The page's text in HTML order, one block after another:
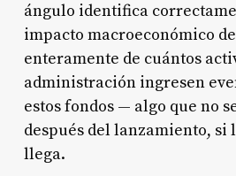
ángulo identifica
impacto macroeconómico
enteramente de cuántos
administración ingresen
estos fondos — algo que no
después del lanzamiento, si
llega.